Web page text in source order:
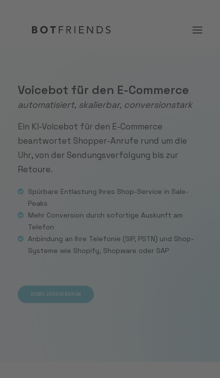
Produkt
Lösungen
Case Studies
Preise
KOSTENFREI TESTEN
DEMO VEREINBAREN
Voicebot für den E-Commerce
automatisiert, skalierbar, conversionstark
Ein KI-Voicebot für den E-Commerce
beantwortet Shopper-Anrufe rund um die
Uhr, von der Sendungsverfolgung bis zur
Retoure.
Spürbare Entlastung Ihres Shop-Service in Sale-
Peaks
Mehr Conversion durch sofortige Auskunft am
Telefon
Anbindung an Ihre Telefonie (SIP, PSTN) und Shop-
Systeme wie Shopify, Shopware oder SAP
DEMO VEREINBAREN